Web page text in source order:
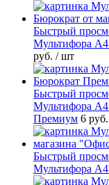
Быстрый
Мультифора А4
руб. / шт
Быстрый
Мультифора А4
Премиум 6 руб.
Быстрый
Мультифора